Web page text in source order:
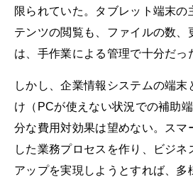
限られていた。タブレット端末の
テンツの閲覧も、ファイルの数、
は、手作業による管理で十分だっ
しかし、企業情報システムの端
け（PCが使えない状況での補助
分な費用対効果は望めない。スマ
した業務プロセスを作り、ビジネ
アップを実現しようとすれば、多